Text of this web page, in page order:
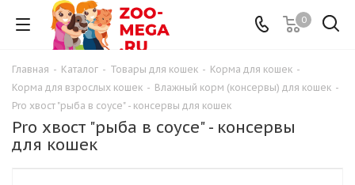
0
Главная - Каталог - Товары для кошек - Корма для кошек -
Корма для взрослых кошек - Влажный корм (консервы) для кошек -
Pro хвост "рыба в соусе" - консервы для кошек
Pro хвост "рыба в соусе" - консервы
для кошек